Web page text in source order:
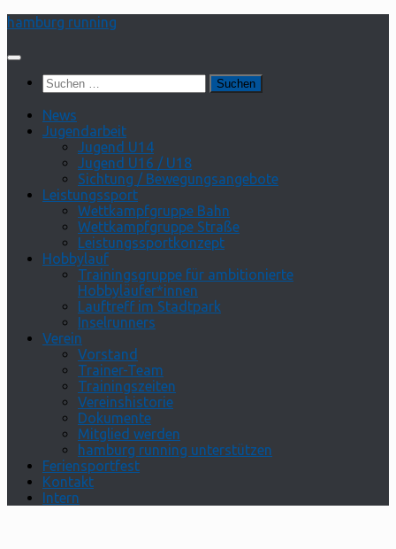
Zum
springen
hamburg running
Suchen
nach:
News
Jugendarbeit
Jugend U14
Jugend U16 / U18
Sichtung / Bewegungsangebote
Leistungssport
Wettkampfgruppe Bahn
Wettkampfgruppe Straße
Leistungssportkonzept
Hobbylauf
Trainingsgruppe für ambitionierte
Hobbyläufer*innen
Lauftreff im Stadtpark
Inselrunners
Verein
Vorstand
Trainer-Team
Trainingszeiten
Vereinshistorie
Dokumente
Mitglied werden
hamburg running unterstützen
Feriensportfest
Kontakt
Intern